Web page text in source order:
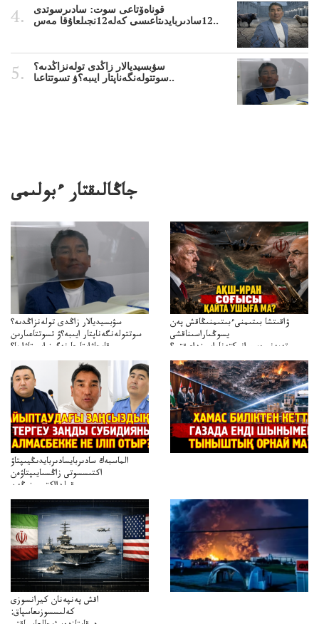
قوناەۆتاعى سوت: سادىرسوتدى
12سادىربايدىتاعىسى كەلە12نجىلعاۇقا مەس..
سۋبسيديالار زاڭدى تولەنزاڭدىە؟
سوتتولەنگەناپتار ايىبە؟ۋ تسوتتاعىا..
جاڭالىقتار ءبولىمى
سۋبسيديالار زاڭدى تولەنزاڭدىە؟
سوتتولەنگەناپتار ايىبە؟ۋ تسوتتاعىارىن
قايجاۋاپتارعا نەگىز ايىپتاۋا ما؟
تۇجىرىمدارىنقايتاقاراۋعانەگىزبولاالاما؟
ۋاقىتشا بىتىمنىءبىتىمنىڭاقش پەن
يسوڭىاراسىناقشى
تەپەنىرەسيرانىكتەناراسىنداعىقتى؟
تەكەتىرەسنەلىكتەنقايتاۋشىقتى؟
الماسبەك سادىربايسادىربايدىڭيىپتاۋ
اكتىسسوتى زاڭسىايىپتاۋەن
قولدااكتىسىنىڭەن
ميلليونزاڭسىزدىعىمەنقولدانوسىرىلگەنميلليوندار
اقش پەنپەنان كيرانسوزى
كەلىسسوزىعاسپاق:
دوقايتازدەسۋىجالعاسپاقتى